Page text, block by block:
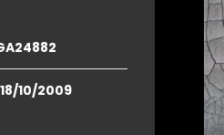
18/10/2009